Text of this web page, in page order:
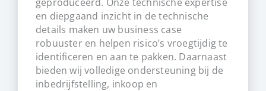
en diepgaand inzicht in de technische
details maken uw business case
robuuster en helpen risico’s vroegtijdig te
identificeren en aan te pakken. Daarnaast
bieden wij volledige ondersteuning bij de
inbedrijfstelling, inkoop en